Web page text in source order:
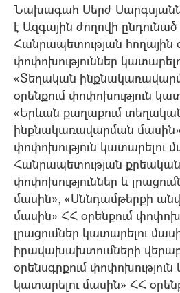
Նախագահ Սերժ Սարգսյանն
է Ազգային ժողովի
Հանրապետության հողային
փոփոխություններ
«Տեղական
օրենքում փոփոխություն
«Երևան քաղաքում
ինքնակառավարման մասին»
փոփոխություն կատարելու
Հանրապետության քրեական
փոփոխություններ և
մասին», «Սննդամթերքի
մասին» ՀՀ օրենքում
լրացումներ կատարելու
իրավախախտումների
օրենսգրքում փոփոխություն
կատարելու մասին» ՀՀ